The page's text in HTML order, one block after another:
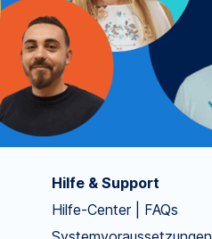
Hilfe & Support
Hilfe-Center | FAQs